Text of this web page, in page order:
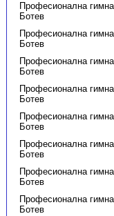
Професионална
Ботев
Професионална
Ботев
Професионална
Ботев
Професионална
Ботев
Професионална
Ботев
Професионална
Ботев
Професионална
Ботев
Професионална
Ботев